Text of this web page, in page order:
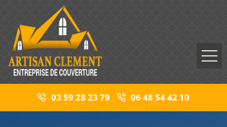
03 59 28 23 79 06 48 54 42 10